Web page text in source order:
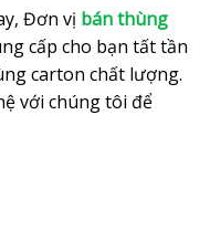
Đơn vị bán thùng
cấp cho bạn tất tần
carton chất lượng.
với chúng tôi để